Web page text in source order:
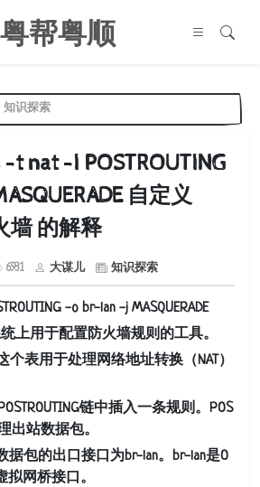
粤帮粤顺
知识探索
t nat -I POSTROUTING
自定义
墙 的解释
6931 大谋儿 知识探索
-o br-lan -j MASQUERADE
统上用于配置防火墙规则的工具。
个表用于处理网络地址转换（NAT）
链中插入一条规则。POS
出站数据包。
据包的出口接口为br-lan。br-lan是O
拟网桥接口。